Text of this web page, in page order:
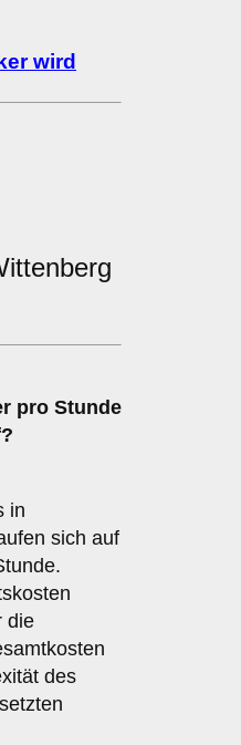
wird
pro Stunde
in
sich auf
die
des